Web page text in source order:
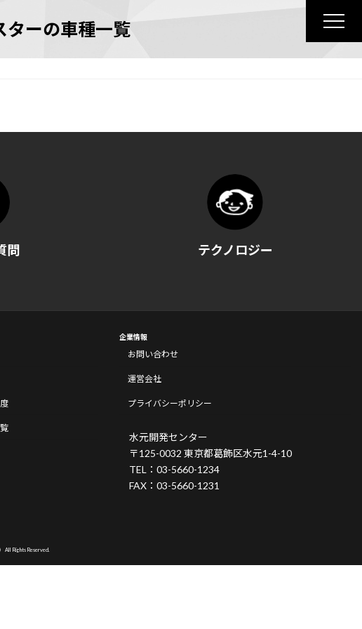
ターの車種一覧
問 テクノロジー
企業情報
お問い合わせ
運営会社
プライバシーポリシー
水元開発センター
〒125-0032 東京都葛飾区水元1-4-10
TEL：03-5660-1234
FAX：03-5660-1231
All Rights Reserved.